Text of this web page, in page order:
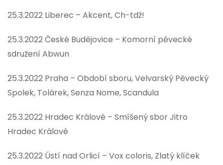
25.3.2022 Liberec – Akcent, Ch-tdž!
25.3.2022 České Budějovice – Komorní pěvecké
sdružení Abwun
25.3.2022 Praha – Období sboru, Velvarský Pěvecký
Spolek, Tolárek, Senza Nome, Scandula
25.3.2022 Hradec Králové – Smíšený sbor Jitro
Hradec Králové
25.3.2022 Ústí nad Orlicí – Vox coloris, Zlatý klíček